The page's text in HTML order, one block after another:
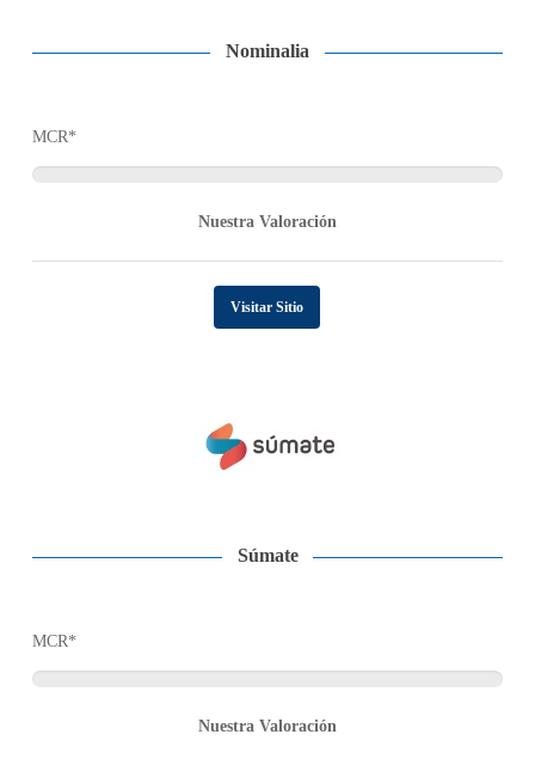
Nominalia
MCR*
Nuestra Valoración
Visitar Sitio
Súmate
MCR*
Nuestra Valoración